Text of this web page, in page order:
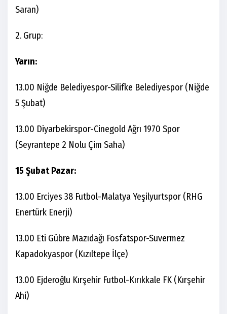
Saran)
2. Grup:
Yarın:
13.00 Niğde Belediyespor-Silifke Belediyespor (Niğde
5 Şubat)
13.00 Diyarbekirspor-Cinegold Ağrı 1970 Spor
(Seyrantepe 2 Nolu Çim Saha)
15 Şubat Pazar:
13.00 Erciyes 38 Futbol-Malatya Yeşilyurtspor (RHG
Enertürk Enerji)
13.00 Eti Gübre Mazıdağı Fosfatspor-Suvermez
Kapadokyaspor (Kızıltepe İlçe)
13.00 Ejderoğlu Kırşehir Futbol-Kırıkkale FK (Kırşehir
Ahi)